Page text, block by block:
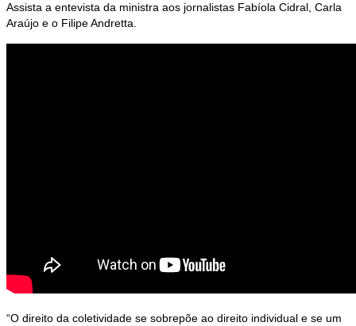
Assista a entevista da ministra aos jornalistas Fabíola Cidral, Carla
Araújo e o Filipe Andretta.
“O direito da coletividade se sobrepõe ao direito individual e se um